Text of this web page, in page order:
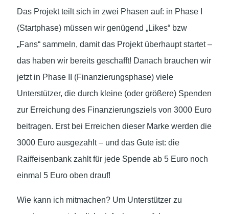
Das Projekt teilt sich in zwei Phasen auf: in Phase I
(Startphase) müssen wir genügend „Likes“ bzw
„Fans“ sammeln, damit das Projekt überhaupt startet –
das haben wir bereits geschafft! Danach brauchen wir
jetzt in Phase II (Finanzierungsphase) viele
Unterstützer, die durch kleine (oder größere) Spenden
zur Erreichung des Finanzierungsziels von 3000 Euro
beitragen. Erst bei Erreichen dieser Marke werden die
3000 Euro ausgezahlt – und das Gute ist: die
Raiffeisenbank zahlt für jede Spende ab 5 Euro noch
einmal 5 Euro oben drauf!
Wie kann ich mitmachen? Um Unterstützer zu